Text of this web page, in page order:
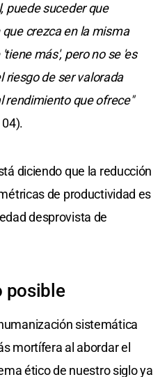
puede suceder que
crezca en la misma
más', pero no se 'es
riesgo de ser valorada
rendimiento que ofrece"
diciendo que la reducción
de productividad es
desprovista de
posible
sistemática
mortífera al abordar el
ético de nuestro siglo ya